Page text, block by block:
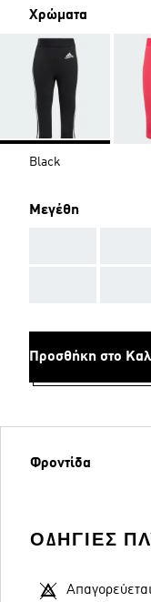
Χρώματα
Black
Μεγέθη
Προσθήκη στο
Φροντίδα
ΟΔΗΓΊΕΣ